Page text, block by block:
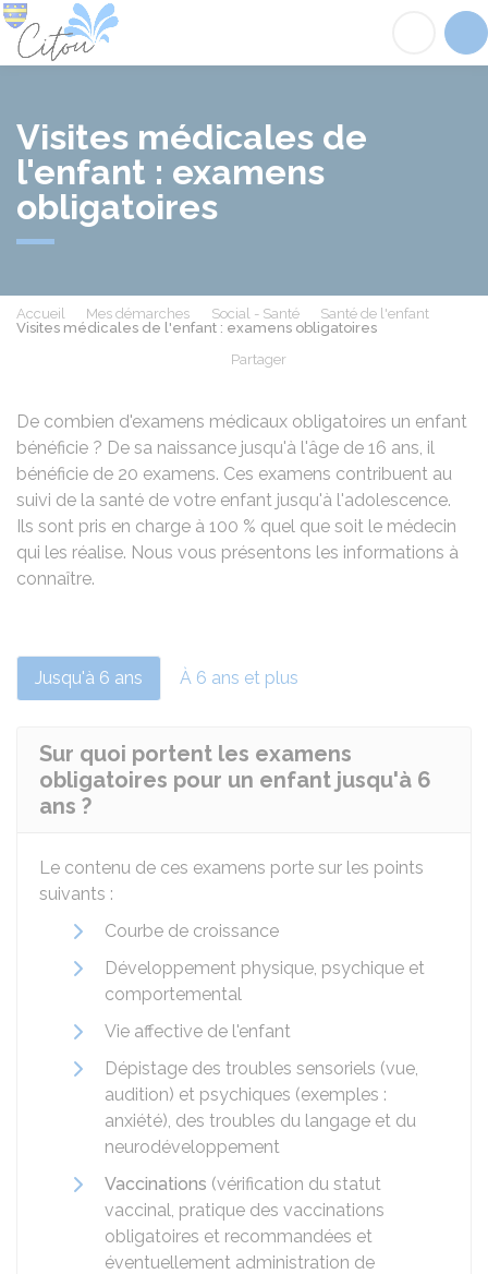
Visites médicales de
l'enfant : examens
obligatoires
Accueil Mes démarches Social - Santé
Santé de l'enfant
Visites médicales de l'enfant : examens obligatoires
Partager
De combien d'examens médicaux obligatoires un enfant
bénéficie ? De sa naissance jusqu'à l'âge de 16 ans, il
bénéficie de 20 examens. Ces examens contribuent au
suivi de la santé de votre enfant jusqu'à l'adolescence.
Ils sont pris en charge à 100 % quel que soit le médecin
qui les réalise. Nous vous présentons les informations à
connaître.
Jusqu'à 6 ans À 6 ans et plus
Sur quoi portent les examens
obligatoires pour un enfant jusqu'à 6
ans ?
Le contenu de ces examens porte sur les points
suivants :
Courbe de croissance
Développement physique, psychique et
comportemental
Vie affective de l'enfant
Dépistage des troubles sensoriels (vue,
audition) et psychiques (exemples :
anxiété), des troubles du langage et du
neurodéveloppement
Vaccinations (vérification du statut
vaccinal, pratique des vaccinations
obligatoires et recommandées et
éventuellement administration de